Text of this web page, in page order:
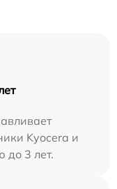
Kyocera и
до 3 лет.